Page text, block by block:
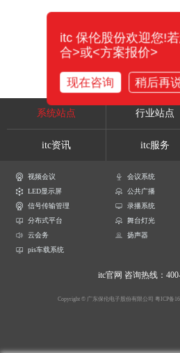
系统站点 行业站点
itc资讯 itc服务
视频会议 会议系统
LED显示屏
公共广播
信号传输管理
录播系统
分布式平台
舞台灯光
云会务
扬声器
pis车载系统
itc官网 咨询热线：
Copyright © 广东保伦电子股份有限公司 粤ICP备
itc 保伦股份欢迎您!
合>或<方案报价>
现在咨询 稍后再